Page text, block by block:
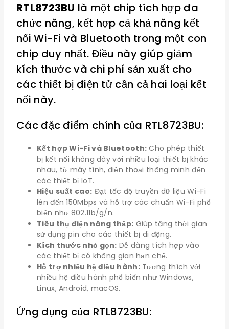
RTL8723BU là một chip tích hợp đa
chức năng, kết hợp cả khả năng kết
nối Wi-Fi và Bluetooth trong một con
chip duy nhất. Điều này giúp giảm
kích thước và chi phí sản xuất cho
các thiết bị điện tử cần cả hai loại kết
nối này.
Các đặc điểm chính của RTL8723BU:
Kết hợp Wi-Fi và Bluetooth: Cho phép thiết
bị kết nối không dây với nhiều loại thiết bị khác
nhau, từ máy tính, điện thoại thông minh đến
các thiết bị IoT.
Hiệu suất cao: Đạt tốc độ truyền dữ liệu Wi-Fi
lên đến 150Mbps và hỗ trợ các chuẩn Wi-Fi phổ
biến như 802.11b/g/n.
Tiêu thụ điện năng thấp: Giúp tăng thời gian
sử dụng pin cho các thiết bị di động.
Kích thước nhỏ gọn: Dễ dàng tích hợp vào
các thiết bị có không gian hạn chế.
Hỗ trợ nhiều hệ điều hành:Tương thích với
nhiều hệ điều hành phổ biến như Windows,
Linux, Android, macOS.
Ứng dụng của RTL8723BU: